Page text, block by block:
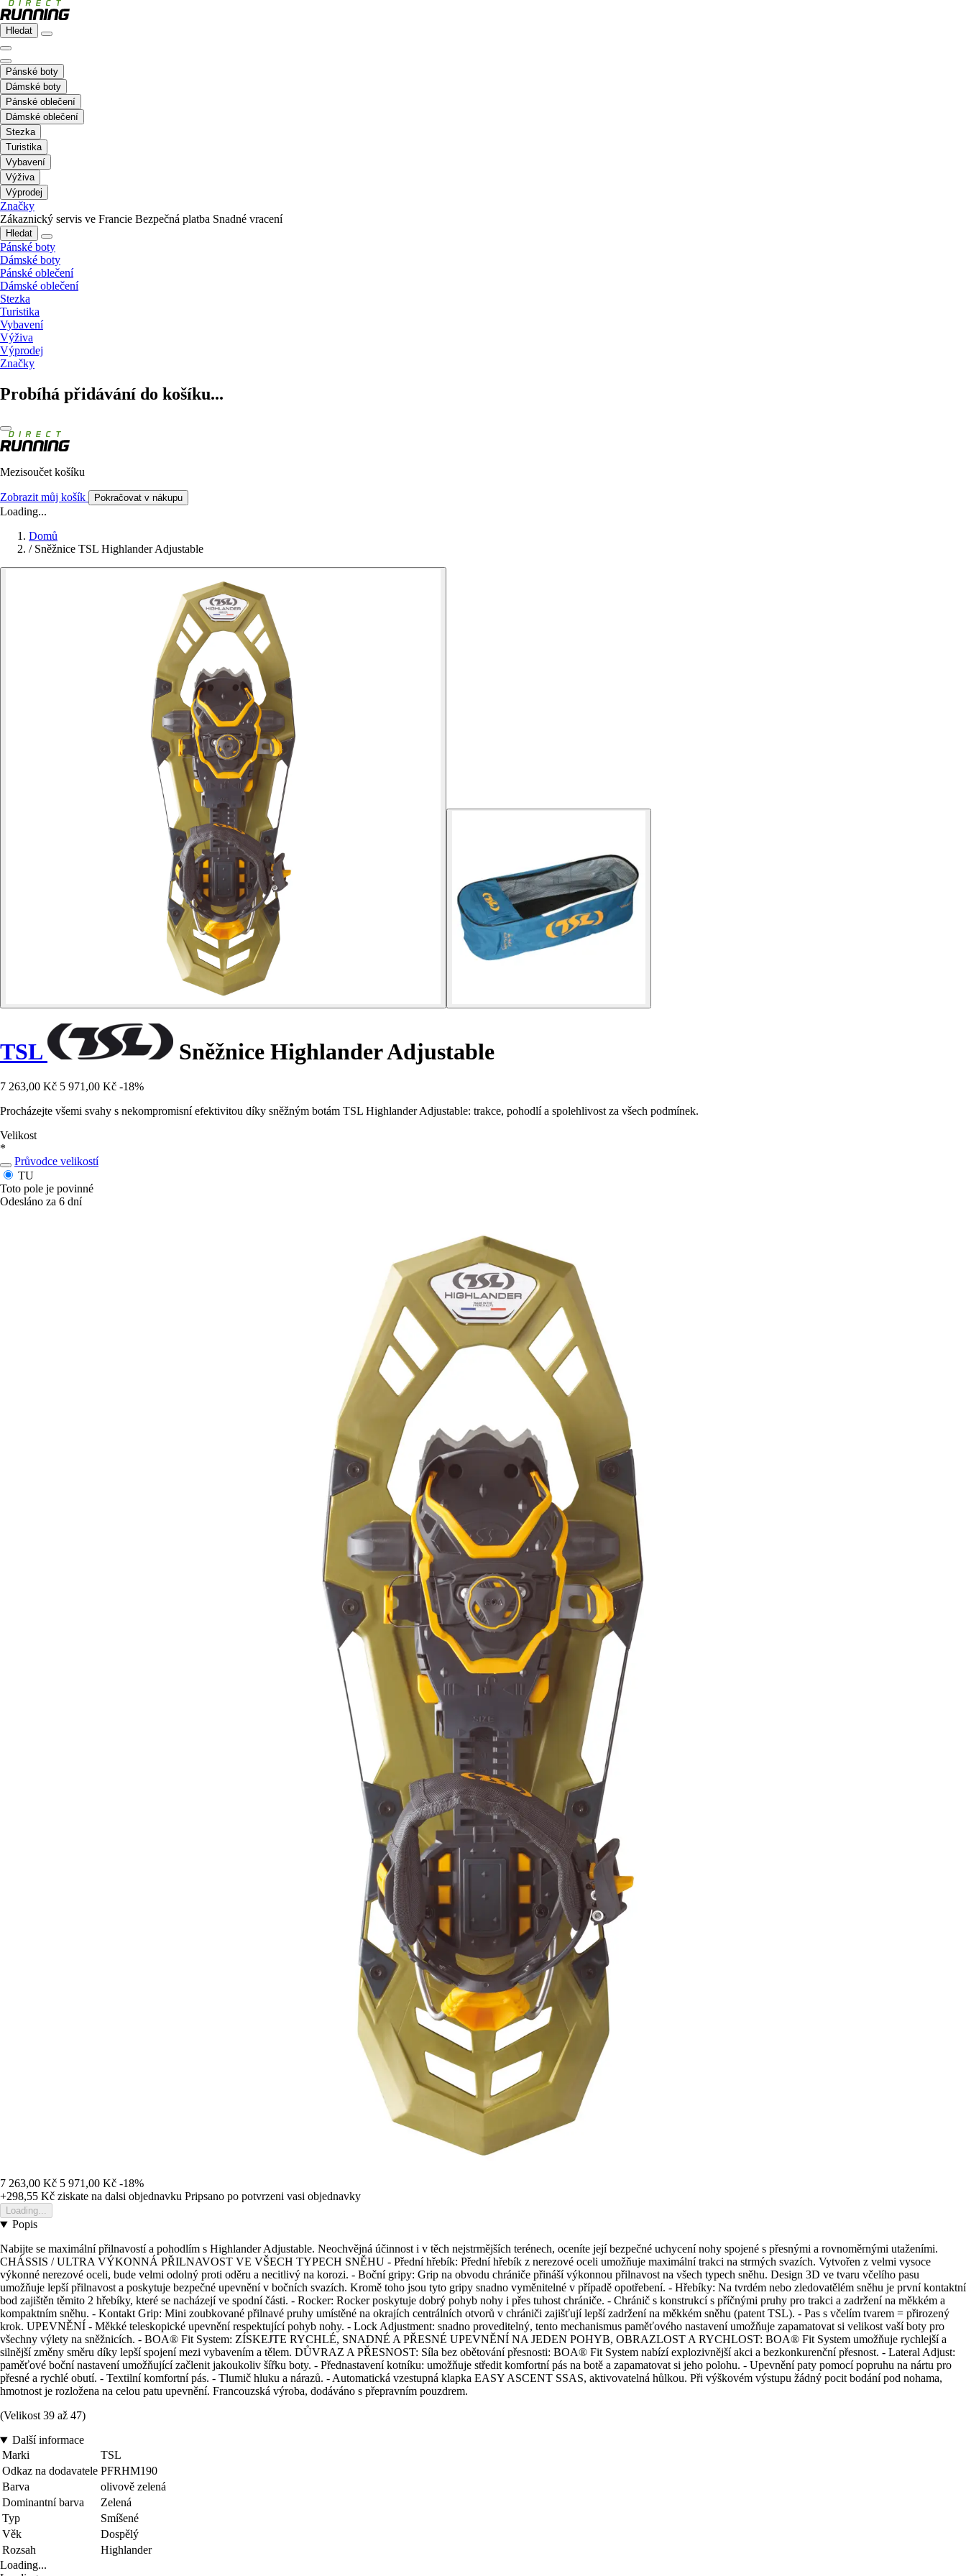
Hledat
Pánské boty
Dámské boty
Pánské oblečení
Dámské oblečení
Stezka
Turistika
Vybavení
Výživa
Výprodej
Značky
Zákaznický servis ve Francie Bezpečná platba Snadné vracení
Hledat
Pánské boty
Dámské boty
Pánské oblečení
Dámské oblečení
Stezka
Turistika
Vybavení
Výživa
Výprodej
Značky
Probíhá přidávání do košíku...
Mezisoučet košíku
Zobrazit můj košík Pokračovat v nákupu
Loading...
Domů
/ Sněžnice TSL Highlander Adjustable
TSL Sněžnice Highlander Adjustable
7 263,00 Kč 5 971,00 Kč -18%
Procházejte všemi svahy s nekompromisní efektivitou díky sněžným botám TSL Highlander Adjustable: trakce, pohodlí a spolehlivost za všech podmínek.
Velikost
*
Průvodce velikostí
TU
Toto pole je povinné
Odesláno za 6 dní
7 263,00 Kč 5 971,00 Kč -18%
+298,55 Kč ziskate na dalsi objednavku Pripsano po potvrzeni vasi objednavky
Loading...
Popis
Nabijte se maximální přilnavostí a pohodlím s Highlander Adjustable. Neochvějná účinnost i v těch nejstrmějších terénech, oceníte její bezpečné uchycení nohy spojené s přesnými a rovnoměrnými utaženími.
CHÁSSIS / ULTRA VÝKONNÁ PŘILNAVOST VE VŠECH TYPECH SNĚHU - Přední hřebík: Přední hřebík z nerezové oceli umožňuje maximální trakci na strmých svazích. Vytvořen z velmi vysoce
výkonné nerezové oceli, bude velmi odolný proti oděru a necitlivý na korozi. - Boční gripy: Grip na obvodu chrániče přináší výkonnou přilnavost na všech typech sněhu. Design 3D ve tvaru včelího pasu
umožňuje lepší přilnavost a poskytuje bezpečné upevnění v bočních svazích. Kromě toho jsou tyto gripy snadno vyměnitelné v případě opotřebení. - Hřebíky: Na tvrdém nebo zledovatělém sněhu je první kontaktní
bod zajištěn těmito 2 hřebíky, které se nacházejí ve spodní části. - Rocker: Rocker poskytuje dobrý pohyb nohy i přes tuhost chrániče. - Chránič s konstrukcí s příčnými pruhy pro trakci a zadržení na měkkém a
kompaktním sněhu. - Kontakt Grip: Mini zoubkované přilnavé pruhy umístěné na okrajích centrálních otvorů v chrániči zajišťují lepší zadržení na měkkém sněhu (patent TSL). - Pas s včelím tvarem = přirozený
krok. UPEVNĚNÍ - Měkké teleskopické upevnění respektující pohyb nohy. - Lock Adjustment: snadno proveditelný, tento mechanismus paměťového nastavení umožňuje zapamatovat si velikost vaší boty pro
všechny výlety na sněžnicích. - BOA® Fit System: ZÍSKEJTE RYCHLÉ, SNADNÉ A PŘESNÉ UPEVNĚNÍ NA JEDEN POHYB, OBRAZLOST A RYCHLOST: BOA® Fit System umožňuje rychlejší a
silnější změny směru díky lepší spojení mezi vybavením a tělem. DŮVRAZ A PŘESNOST: Síla bez obětování přesnosti: BOA® Fit System nabízí explozivnější akci a bezkonkurenční přesnost. - Lateral Adjust:
paměťové boční nastavení umožňující začlenit jakoukoliv šířku boty. - Přednastavení kotníku: umožňuje středit komfortní pás na botě a zapamatovat si jeho polohu. - Upevnění paty pomocí popruhu na nártu pro
přesné a rychlé obutí. - Textilní komfortní pás. - Tlumič hluku a nárazů. - Automatická vzestupná klapka EASY ASCENT SSAS, aktivovatelná hůlkou. Při výškovém výstupu žádný pocit bodání pod nohama,
hmotnost je rozložena na celou patu upevnění. Francouzská výroba, dodáváno s přepravním pouzdrem.
(Velikost 39 až 47)
Další informace
Marki
TSL
Odkaz na dodavatele PFRHM190
Barva
olivově zelená
Dominantní barva
Zelená
Typ
Smíšené
Věk
Dospělý
Rozsah
Highlander
Loading...